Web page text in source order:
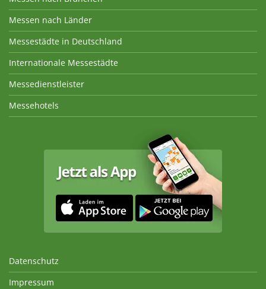
Messen nach Länder
Messestädte in Deutschland
Internationale Messestädte
Messedienstleister
Messehotels
Datenschutz
Impressum